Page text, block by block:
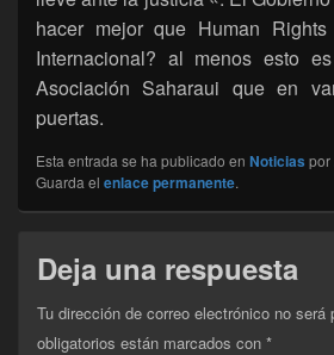
hacer mejor que Human
Internacional? al menos esto
Asociación Saharaui que en
puertas.
Esta entrada se ha publicado en Noticias por
Guarda el enlace permanente.
Deja una respuesta
Tu dirección de correo electrónico no será
obligatorios están marcados con *